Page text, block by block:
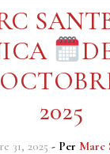
2025
31, 2025 - Per Marc